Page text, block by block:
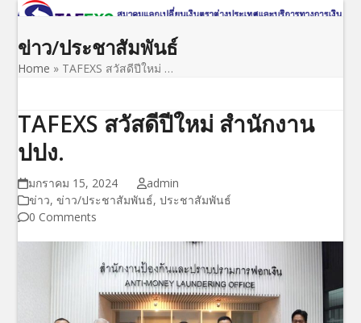
Skip
content
Open
mobile
menu
Close
mobile
menu
ข่าว/ประชาสัมพันธ์
Home » TAFEXS สวัสดีปีใหม่ …
TAFEXS สวัสดีปีใหม่ สำนักงาน
ปปง.
มกราคม 15, 2024
admin
ข่าว,ข่าว/ประชาสัมพันธ์,ประชาสัมพันธ์
0 Comments